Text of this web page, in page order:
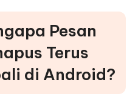
Pesan
Terus
di Android?